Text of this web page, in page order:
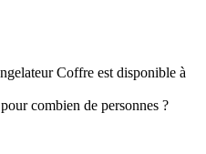
Coffre est disponible à
combien de personnes ?